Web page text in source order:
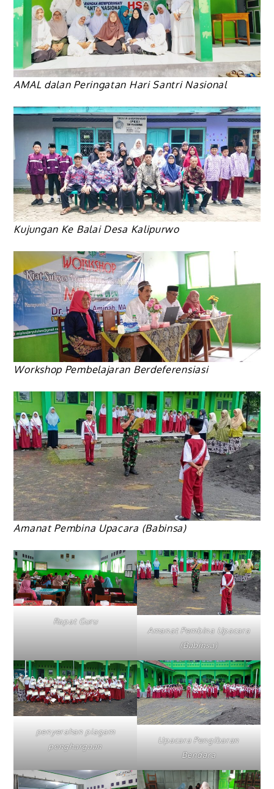
AMAL dalan Peringatan Hari Santri Nasional
Kujungan Ke Balai Desa Kalipurwo
Workshop Pembelajaran Berdeferensiasi
Amanat Pembina Upacara (Babinsa)
Rapat Guru
Amanat Pembina Upacara
(Babinsa)
penyerahan piagam
penghargaan
Upacara Pengibaran
Bendara